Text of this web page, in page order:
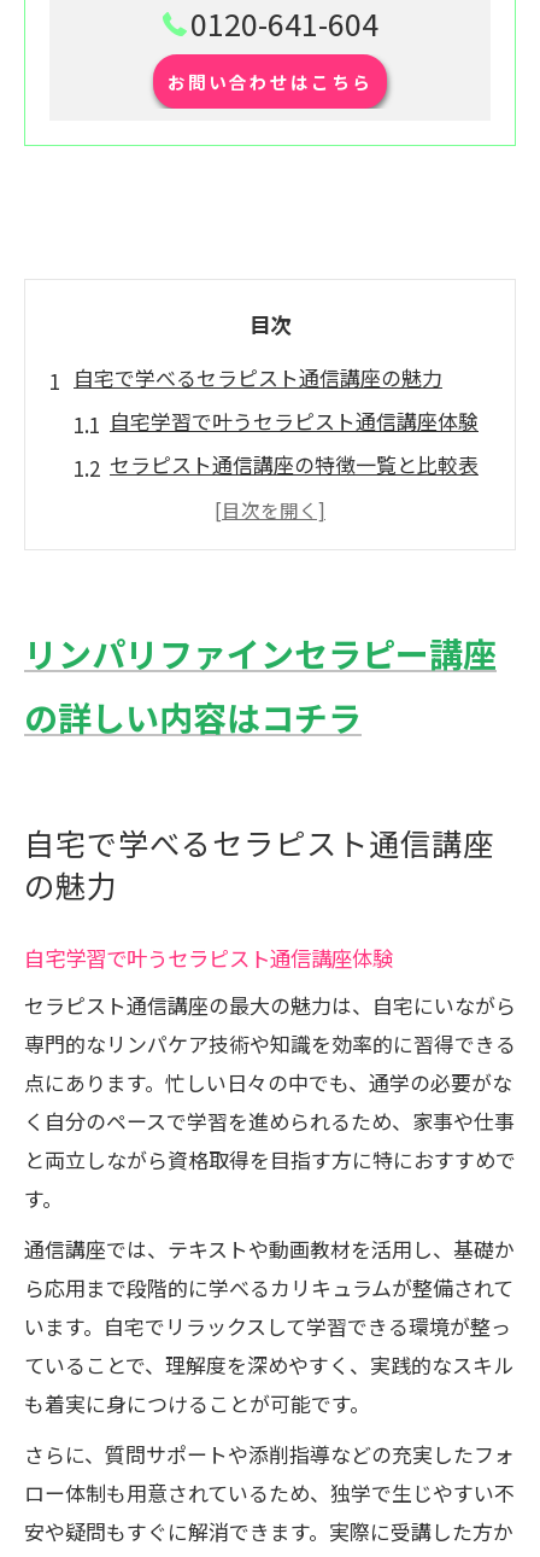
0120-641-604
お問い合わせはこちら
目次
自宅で学べるセラピスト通信講座の魅力
自宅学習で叶うセラピスト通信講座体験
セラピスト通信講座の特徴一覧と比較表
忙しい日々に最適な通信講座の選び方
セラピスト通信講座でリンパケアが身に
自宅で始めるリンパケア資格取得の流れ
リンパケア資格取得を目指すなら通信講座
資格取得ならセラピスト通信講座が有利
通信講座で国家資格を目指す方法
リンパケアセラピストになるための学習
忙しい女性におすすめの学習法をご紹介
忙しい女性向けセラピスト通信講座活用
法
ライフスタイル別通信講座学習スケジュ
ール例
通信講座で効率良くリンパケアを学ぶ秘
訣
セラピスト通信講座で効率良くスキル習得
効率重視のセラピスト通信講座活用術
段階別スキル習得の流れを表で解説
通信講座で身につく実践的リンパケア技
術
リンパリファインセラピー講座
の詳しい内容はコチラ
自宅で学べるセラピスト通信講座
の魅力
自宅学習で叶うセラピスト通信講座体験
セラピスト通信講座の最大の魅力は、自宅にいながら
専門的なリンパケア技術や知識を効率的に習得できる
点にあります。忙しい日々の中でも、通学の必要がな
く自分のペースで学習を進められるため、家事や仕事
と両立しながら資格取得を目指す方に特におすすめで
す。
通信講座では、テキストや動画教材を活用し、基礎か
ら応用まで段階的に学べるカリキュラムが整備されて
います。自宅でリラックスして学習できる環境が整っ
ていることで、理解度を深めやすく、実践的なスキル
も着実に身につけることが可能です。
さらに、質問サポートや添削指導などの充実したフォ
ロー体制も用意されているため、独学で生じやすい不
安や疑問もすぐに解消できます。実際に受講した方か